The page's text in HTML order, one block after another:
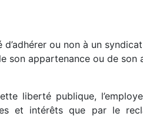
ou non à un
son appartenance ou de
liberté publique,
et intérêts que par le